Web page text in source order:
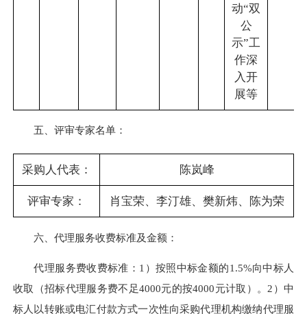
动“双
公
示”工
作深
入开
展等
五、评审专家名单：
采购人代表： 陈岚峰
评审专家： 肖宝荣、李汀雄、樊新炜、陈为荣
六、代理服务收费标准及金额：
代理服务费收费标准：1）按照中标金额的1.5%向中标人
收取（招标代理服务费不足4000元的按4000元计取）。2）中
标人以转账或电汇付款方式一次性向采购代理机构缴纳代理服